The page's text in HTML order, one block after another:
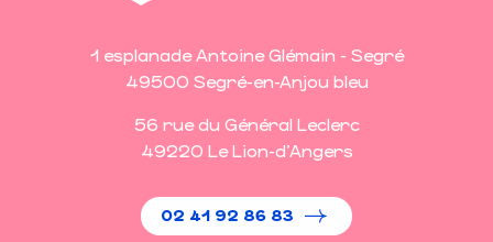
1 esplanade Antoine Glémain - Segré
49500 Segré-en-Anjou bleu
56 rue du Général Leclerc
49220 Le Lion-d'Angers
02 41 92 86 83